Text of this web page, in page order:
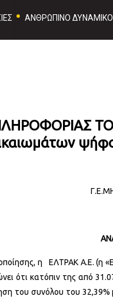
ΑΝΘΡΩΠΙΝΟ ΔΥΝΑΜΙΚΟ
ΤΟΥ
η ΕΛΤΡΑΚ Α.Ε. (η
ότι κατόπιν της από
του συνόλου του